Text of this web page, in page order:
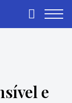
Primary
e